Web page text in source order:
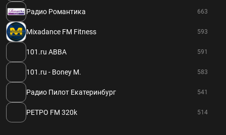
Радио Романтика 663
Mixadance FM Fitness 593
101.ru ABBA 591
101.ru - Boney M. 583
Радио Пилот Екатеринбург 541
РЕТРО FM 320k 514